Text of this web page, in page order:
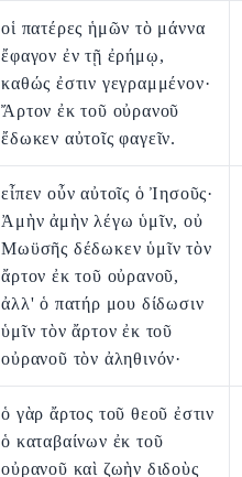
οἱ πατέρες ἡμῶν τὸ μάννα
ἔφαγον ἐν τῇ ἐρήμῳ,
καθώς ἐστιν γεγραμμένον·
Ἄρτον ἐκ τοῦ οὐρανοῦ
ἔδωκεν αὐτοῖς φαγεῖν.
εἶπεν οὖν αὐτοῖς ὁ Ἰησοῦς·
Ἀμὴν ἀμὴν λέγω ὑμῖν, οὐ
Μωϋσῆς δέδωκεν ὑμῖν τὸν
ἄρτον ἐκ τοῦ οὐρανοῦ,
ἀλλ' ὁ πατήρ μου δίδωσιν
ὑμῖν τὸν ἄρτον ἐκ τοῦ
οὐρανοῦ τὸν ἀληθινόν·
ὁ γὰρ ἄρτος τοῦ θεοῦ ἐστιν
ὁ καταβαίνων ἐκ τοῦ
οὐρανοῦ καὶ ζωὴν διδοὺς